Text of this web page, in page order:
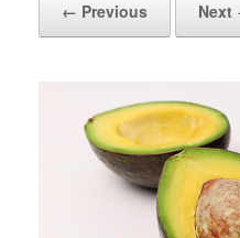
← Previous Next